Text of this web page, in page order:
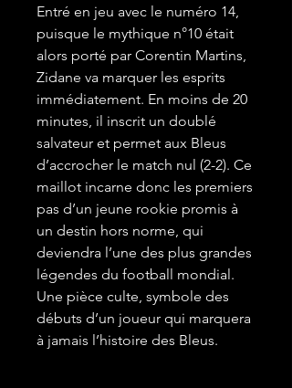
Entré en jeu avec le numéro 14,
puisque le mythique n°10 était
alors porté par Corentin Martins,
Zidane va marquer les esprits
immédiatement. En moins de 20
minutes, il inscrit un doublé
salvateur et permet aux Bleus
d’accrocher le match nul (2-2). Ce
maillot incarne donc les premiers
pas d’un jeune rookie promis à
un destin hors norme, qui
deviendra l’une des plus grandes
légendes du football mondial.
Une pièce culte, symbole des
débuts d’un joueur qui marquera
à jamais l’histoire des Bleus.